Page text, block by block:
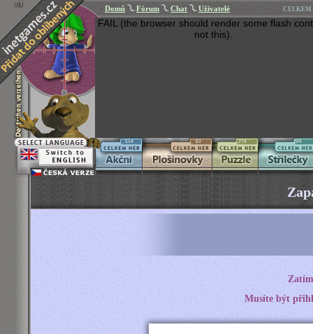
Domů Fórum Chat Uživatelé CELKEM
FAIL (the browser should render some flash
not this).
554 63 270 269
Musíte být